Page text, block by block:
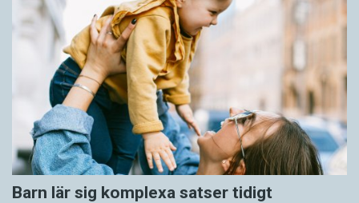
Barn lär sig komplexa satser tidigt